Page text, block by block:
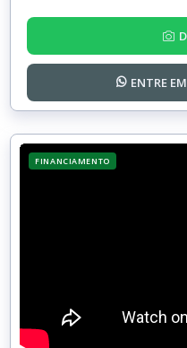
ENTRE EM
FINANCIAMENTO